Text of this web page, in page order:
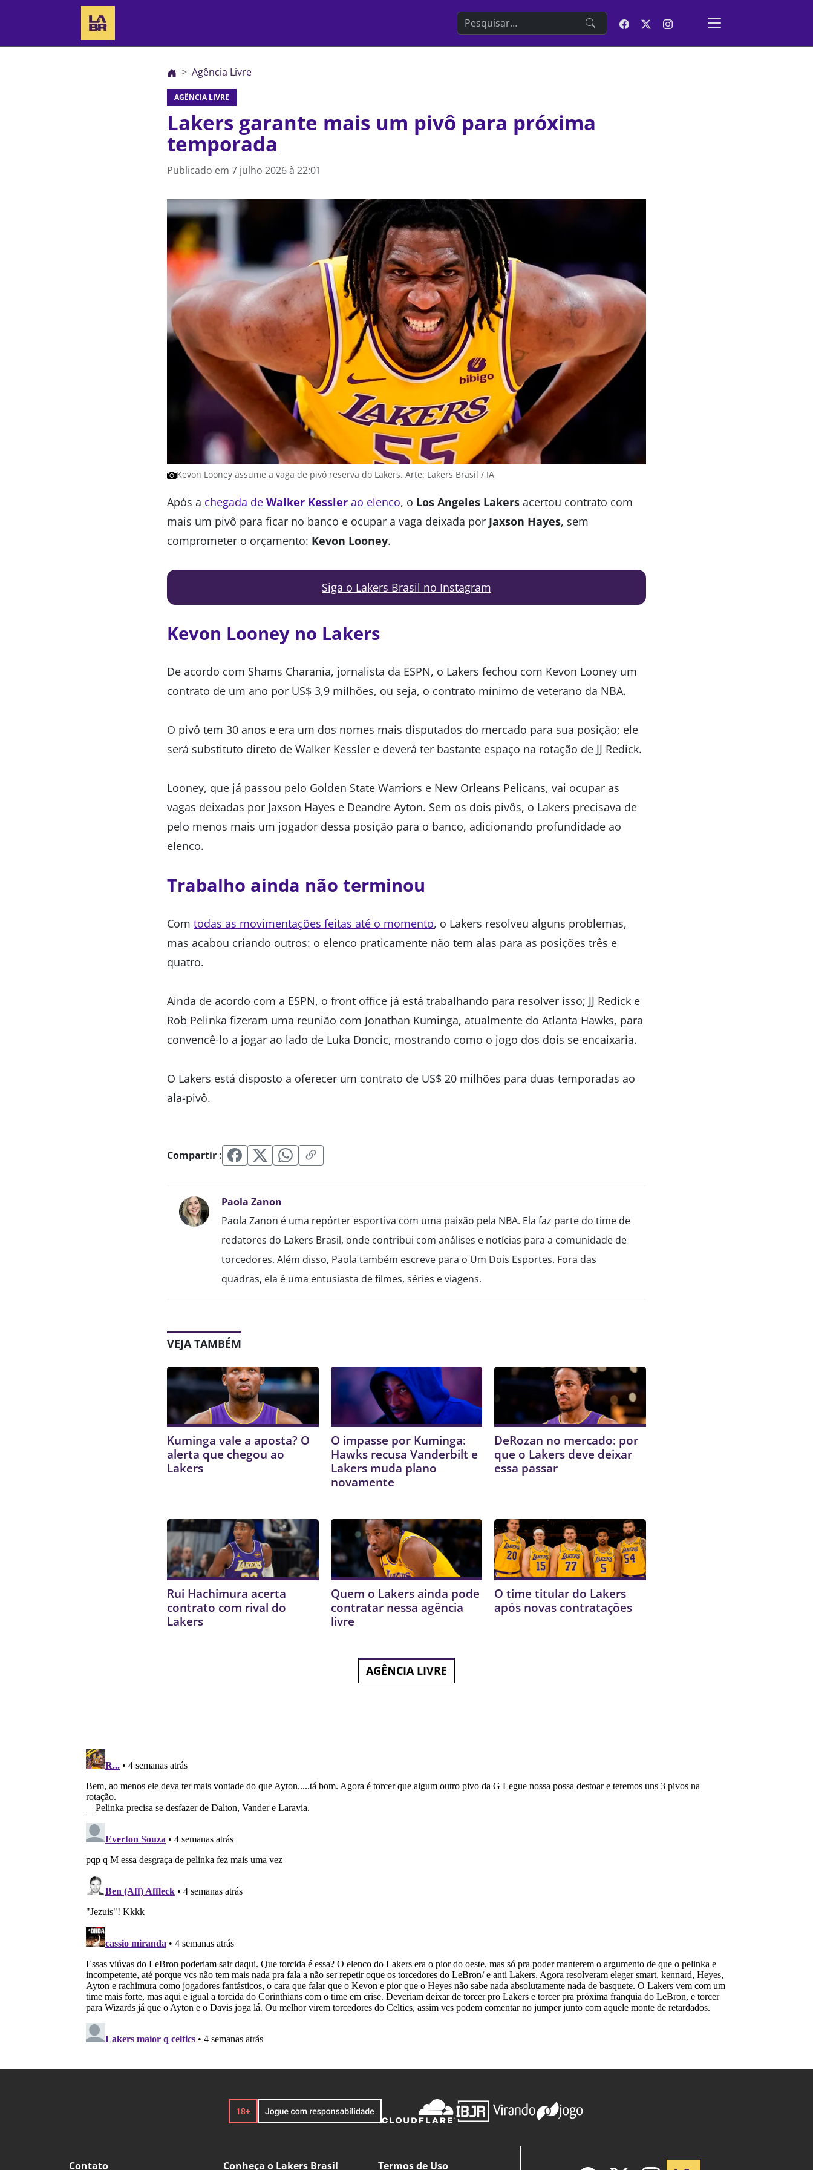
Search the website
Agência Livre
AGÊNCIA LIVRE
Lakers garante mais um pivô para próxima
temporada
Publicado em 7 julho 2026 à 22:01
Kevon Looney assume a vaga de pivô reserva do Lakers. Arte: Lakers Brasil / IA
Após a chegada de Walker Kessler ao elenco, o Los Angeles Lakers acertou contrato com
mais um pivô para ficar no banco e ocupar a vaga deixada por Jaxson Hayes, sem
comprometer o orçamento: Kevon Looney.
Siga o Lakers Brasil no Instagram
Kevon Looney no Lakers
De acordo com Shams Charania, jornalista da ESPN, o Lakers fechou com Kevon Looney um
contrato de um ano por US$ 3,9 milhões, ou seja, o contrato mínimo de veterano da NBA.
O pivô tem 30 anos e era um dos nomes mais disputados do mercado para sua posição; ele
será substituto direto de Walker Kessler e deverá ter bastante espaço na rotação de JJ Redick.
Looney, que já passou pelo Golden State Warriors e New Orleans Pelicans, vai ocupar as
vagas deixadas por Jaxson Hayes e Deandre Ayton. Sem os dois pivôs, o Lakers precisava de
pelo menos mais um jogador dessa posição para o banco, adicionando profundidade ao
elenco.
Trabalho ainda não terminou
Com todas as movimentações feitas até o momento, o Lakers resolveu alguns problemas,
mas acabou criando outros: o elenco praticamente não tem alas para as posições três e
quatro.
Ainda de acordo com a ESPN, o front office já está trabalhando para resolver isso; JJ Redick e
Rob Pelinka fizeram uma reunião com Jonathan Kuminga, atualmente do Atlanta Hawks, para
convencê-lo a jogar ao lado de Luka Doncic, mostrando como o jogo dos dois se encaixaria.
O Lakers está disposto a oferecer um contrato de US$ 20 milhões para duas temporadas ao
ala-pivô.
Compartir :
Paola Zanon
Paola Zanon é uma repórter esportiva com uma paixão pela NBA. Ela faz parte do time de
redatores do Lakers Brasil, onde contribui com análises e notícias para a comunidade de
torcedores. Além disso, Paola também escreve para o Um Dois Esportes. Fora das
quadras, ela é uma entusiasta de filmes, séries e viagens.
VEJA TAMBÉM
Kuminga vale a aposta? O
alerta que chegou ao
Lakers
O impasse por Kuminga:
Hawks recusa Vanderbilt e
Lakers muda plano
novamente
DeRozan no mercado: por
que o Lakers deve deixar
essa passar
Rui Hachimura acerta
contrato com rival do
Lakers
Quem o Lakers ainda pode
contratar nessa agência
livre
O time titular do Lakers
após novas contratações
AGÊNCIA LIVRE
Contato Conheça o Lakers Brasil Termos de Uso